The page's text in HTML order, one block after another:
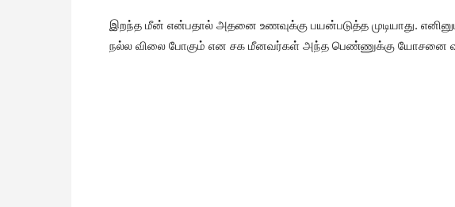
இறந்த மீன் என்பதால் அதனை உணவுக்கு பயன்படுத்த முடியாது.
நல்ல விலை போகும் என சக மீனவர்கள் அந்த பெண்ணுக்கு யோசனை